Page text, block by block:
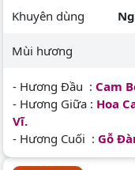
Khuyên dùng
Mùi hương
- Hương Đầu : Cam
- Hương Giữa : Hoa
Vĩ.
- Hương Cuối : Gỗ